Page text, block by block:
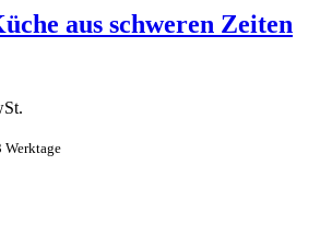
aus schweren Zeiten
Werktage